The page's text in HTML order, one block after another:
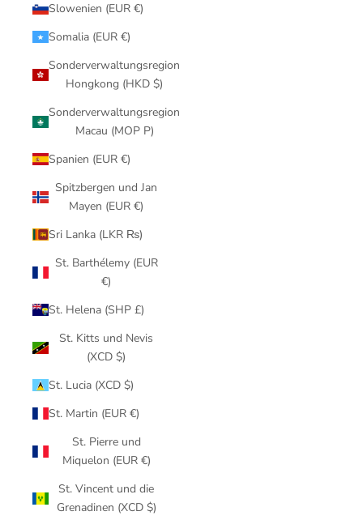
Slowenien (EUR €)
Somalia (EUR €)
Sonderverwaltungsregion
Hongkong (HKD $)
Sonderverwaltungsregion
Macau (MOP P)
Spanien (EUR €)
Spitzbergen und Jan
Mayen (EUR €)
Sri Lanka (LKR ₨)
St. Barthélemy (EUR
€)
St. Helena (SHP £)
St. Kitts und Nevis
(XCD $)
St. Lucia (XCD $)
St. Martin (EUR €)
St. Pierre und
Miquelon (EUR €)
St. Vincent und die
Grenadinen (XCD $)